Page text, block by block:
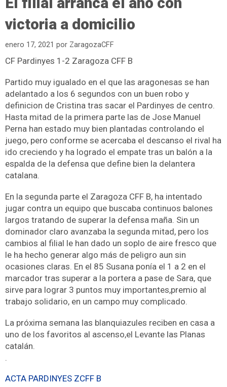
victoria a domicilio
enero 17, 2021 por ZaragozaCFF
CF Pardinyes 1-2 Zaragoza CFF B
Partido muy igualado en el que las aragonesas se han
adelantado a los 6 segundos con un buen robo y
definicion de Cristina tras sacar el Pardinyes de centro.
Hasta mitad de la primera parte las de Jose Manuel
Perna han estado muy bien plantadas controlando el
juego, pero conforme se acercaba el descanso el rival ha
ido creciendo y ha logrado el empate tras un balón a la
espalda de la defensa que define bien la delantera
catalana.
En la segunda parte el Zaragoza CFF B, ha intentado
jugar contra un equipo que buscaba continuos balones
largos tratando de superar la defensa maña. Sin un
dominador claro avanzaba la segunda mitad, pero los
cambios al filial le han dado un soplo de aire fresco que
le ha hecho generar algo más de peligro aun sin
ocasiones claras. En el 85 Susana ponía el 1 a 2 en el
marcador tras superar a la portera a pase de Sara, que
sirve para lograr 3 puntos muy importantes,premio al
trabajo solidario, en un campo muy complicado.
La próxima semana las blanquiazules reciben en casa a
uno de los favoritos al ascenso,el Levante las Planas
catalán.
.
ACTA PARDINYES ZCFF B